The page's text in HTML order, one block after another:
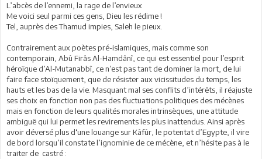
L’abcès de l’ennemi, la rage de l’envieux
Me voici seul parmi ces gens, Dieu les rédime !
Tel, auprès des Thamud impies, Saleh le pieux.
Contrairement aux poètes pré-islamiques, mais comme son
contemporain, Abû Firâs Al-Hamdânî, ce qui est essentiel pour l’esprit
héroïque d’Al-Mutanabbî, ce n’est pas tant de dominer la mort, de lui
faire face stoïquement, que de résister aux vicissitudes du temps, les
hauts et les bas de la vie. Masquant mal ses conflits d’intérêts, il réajuste
ses choix en fonction non pas des fluctuations politiques des mécènes
mais en fonction de leurs qualités morales intrinsèques, une attitude
ambiguë qui lui permet les revirements les plus inattendus. Ainsi après
avoir déversé plus d‘une louange sur Kâfûr, le potentat d’Egypte, il vire
de bord lorsqu’il constate l’ignominie de ce mécène, et n’hésite pas à le
traiter de castré :